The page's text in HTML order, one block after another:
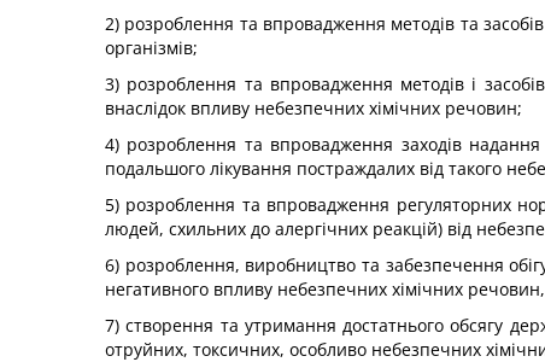
2) розроблення та впровадження методів та
організмів;
3) розроблення та впровадження методів і
внаслідок впливу небезпечних хімічних речовин;
4) розроблення та впровадження заходів надання
подальшого лікування постраждалих від такого
5) розроблення та впровадження регуляторних
людей, схильних до алергічних реакцій) від
6) розроблення, виробництво та забезпечення обігу
негативного впливу небезпечних хімічних
7) створення та утримання достатнього обсягу
отруйних, токсичних, особливо небезпечних